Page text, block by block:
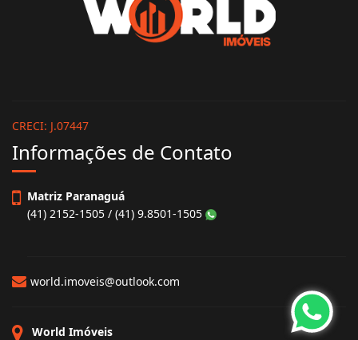
CRECI: J.07447
Informações de Contato
Matriz Paranaguá
(41) 2152-1505 / (41) 9.8501-1505
world.imoveis@outlook.com
World Imóveis